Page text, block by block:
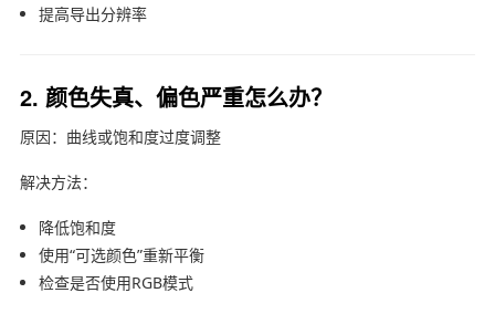
提高导出分辨率
2. 颜色失真、偏色严重怎么办？
原因：曲线或饱和度过度调整
解决方法：
降低饱和度
使用“可选颜色”重新平衡
检查是否使用RGB模式